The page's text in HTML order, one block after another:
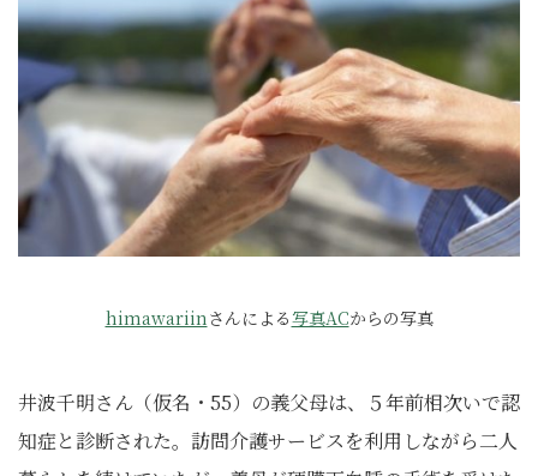
himawariinさんによる写真ACからの写真
井波千明さん（仮名・55）の義父母は、５年前相次いで認
知症と診断された。訪問介護サービスを利用しながら二人